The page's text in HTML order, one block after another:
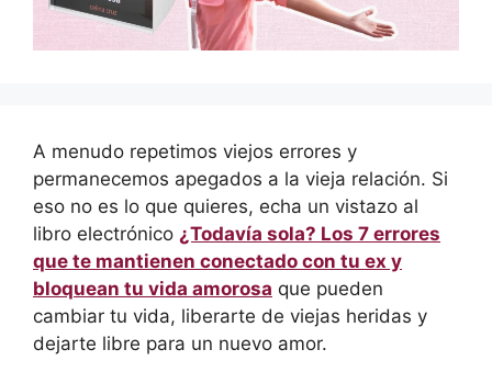
A menudo repetimos viejos errores y
permanecemos apegados a la vieja relación. Si
eso no es lo que quieres, echa un vistazo al
libro electrónico ¿Todavía sola? Los 7 errores
que te mantienen conectado con tu ex y
bloquean tu vida amorosa que pueden
cambiar tu vida, liberarte de viejas heridas y
dejarte libre para un nuevo amor.